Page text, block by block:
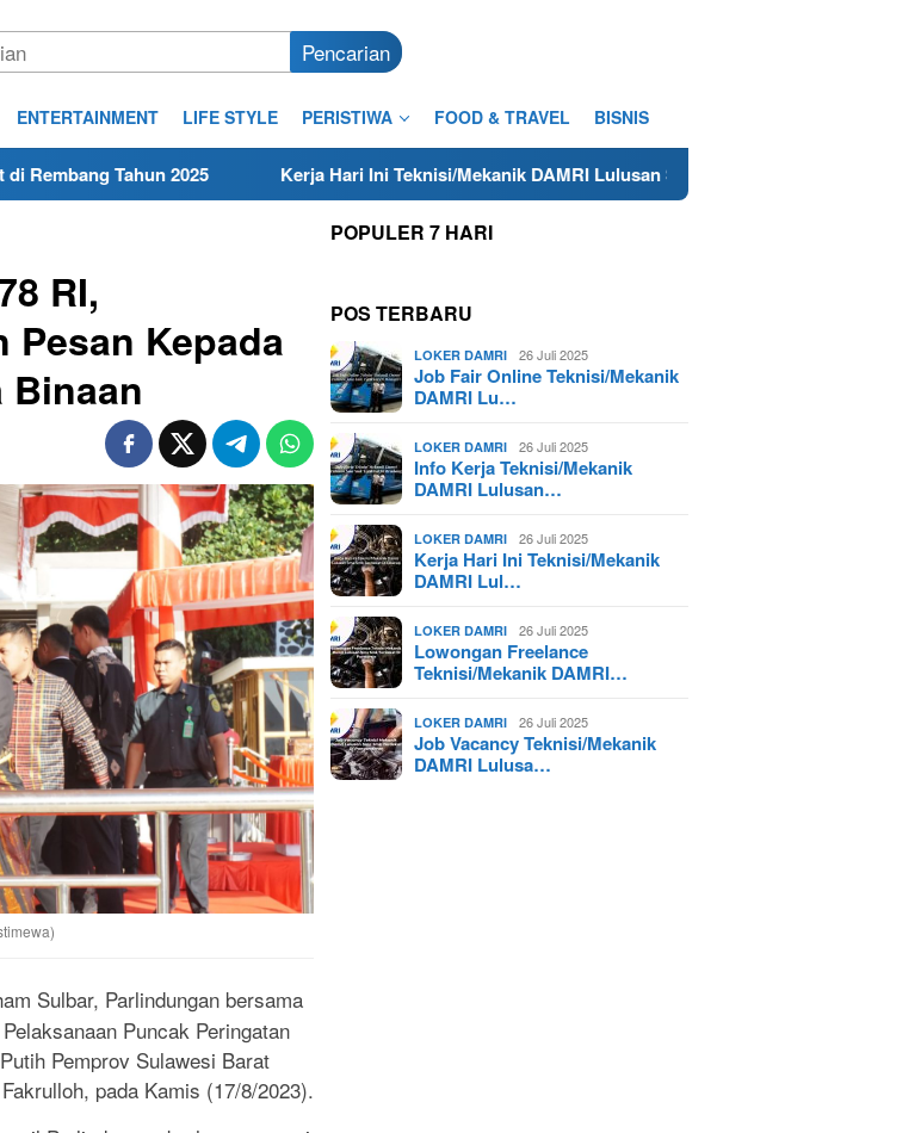
Pencarian
ENTERTAINMENT LIFE STYLE PERISTIWA FOOD & TRAVEL BISNIS
2025 Kerja Hari Ini Teknisi/Mekanik DAMRI Lulusan SMA/SMK Terdekat di Cilacap Tahun 2025
RI,
Pesan Kepada
Binaan
Sulbar, Parlindungan bersama
Puncak Peringatan
Pemprov Sulawesi Barat
pada Kamis (17/8/2023).
POPULER 7 HARI
POS TERBARU
LOKER DAMRI 26 Juli 2025
Job Fair Online Teknisi/Mekanik
DAMRI Lu…
LOKER DAMRI 26 Juli 2025
Info Kerja Teknisi/Mekanik
DAMRI Lulusan…
LOKER DAMRI 26 Juli 2025
Kerja Hari Ini Teknisi/Mekanik
DAMRI Lul…
LOKER DAMRI 26 Juli 2025
Lowongan Freelance
Teknisi/Mekanik DAMRI…
LOKER DAMRI 26 Juli 2025
Job Vacancy Teknisi/Mekanik
DAMRI Lulusa…